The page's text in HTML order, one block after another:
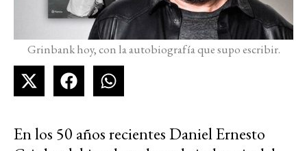
Grinbank hoy, con la autobiografía que supo escribir.
En los 50 años recientes Daniel Ernesto